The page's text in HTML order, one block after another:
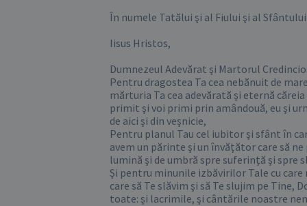
În numele Tatălui şi al Fiului şi al Sfântului
Iisus Hristos,
Dumnezeul Adevărat şi Martorul
Pentru dragostea Ta cea nebănuit de
mărturia Ta cea adevărată şi eternă
primit şi voi primi prin amândouă, eu şi
de aici şi din veşnicie,
Pentru planul Tau cel iubitor şi sfânt în
avem un părinte şi un învăţător care să
lumină şi de umbră spre suferinţă şi spre
Şi pentru minunile izbăvirilor Tale cu
care să Te slăvim şi să Te slujim pe Tine,
toate: şi lacrimile, şi cântările noastre